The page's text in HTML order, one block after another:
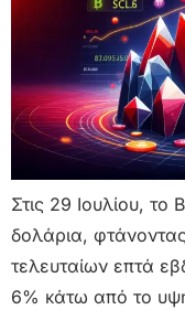
Στις 29 Ιουλίου,
δολάρια,
τελευταίων επτά
6% κάτω από το